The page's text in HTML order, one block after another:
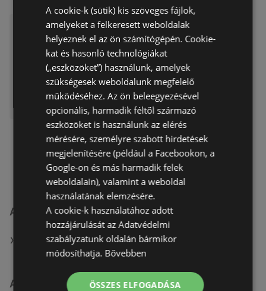
Alza ajánlatunk érvényes 202
6.03.23
Akciós újság már nem érvényes
Lejárat dátuma: 2026.03.23
A(z) Alza.hu üzletei itt: Győr
MUTASSA A(Z) ALZA.HU ÖSSZES ÜZLETÉT
Alza.hu
A cookie-k (sütik) kis szöveges fájlok,
amelyeket a felkeresett weboldalak
helyeznek el az ön számítógépén. Cookie-
kat és hasonló technológiákat
(„eszközöket”) használunk, amelyek
szükségesek weboldalunk megfelelő
működéséhez. Az ön beleegyezésével
opcionális, harmadik féltől származó
eszközöket is használunk az elérés
mérésére, személyre szabott hirdetések
megjelenítésére (például a Facebookon, a
Google-on és más harmadik felek
weboldalain), valamint a weboldal
használatának elemzésére.
A cookie-k használatához adott
hozzájárulását az Adatvédelmi
szabályzatunk oldalán bármikor
módosíthatja. Bővebben
ÖSSZES ELFOGADÁSA